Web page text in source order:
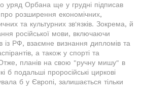
уряд Орбана ще у грудні підписав
розширення економічних,
та культурних зв'язків. Зокрема, й
російської мови, включаючи
із РФ, взаємне визнання дипломів та
а також у спорті та
планів на свою "ручну мишу" в
б подальші проросійські циркові
б у Європі, залишається тільки